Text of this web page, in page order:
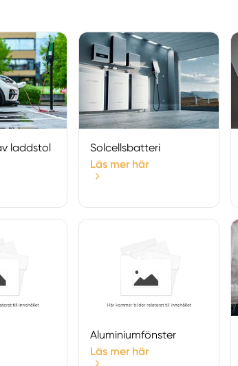
Västernorrlands län
laddstol
Solcellsbatteri
Läs mer här
Aluminiumfönster
Läs mer här